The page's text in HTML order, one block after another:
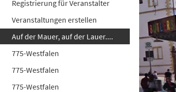
Registrierung für Veranstalter
Veranstaltungen erstellen
Auf der Mauer, auf der Lauer....
775-Westfalen
775-Westfalen
775-Westfalen